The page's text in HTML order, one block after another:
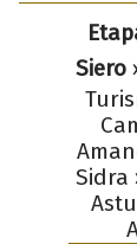
Siero
Sidra